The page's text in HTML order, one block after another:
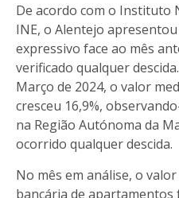
De acordo com o Instituto
INE, o Alentejo
expressivo face ao mês
verificado qualquer
Março de 2024, o valor
cresceu 16,9%,
na Região Autónoma da
ocorrido qualquer descida.
No mês em análise, o
bancária de apartamentos